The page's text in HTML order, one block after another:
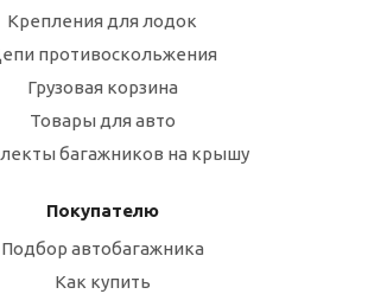
Крепления для лодок
противоскольжения
Грузовая корзина
Товары для авто
багажников на крышу
Покупателю
Подбор автобагажника
Как купить